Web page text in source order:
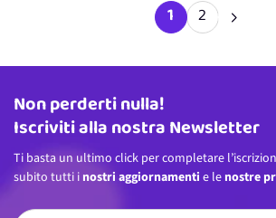
Attualmente
1 Pagina
2
Indirizzo email
Non perderti nulla!
Iscriviti alla nostra Newsletter
Ti basta un ultimo click per completare
subito tutti i nostri aggiornamenti e le nostre